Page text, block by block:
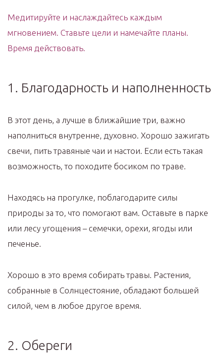
Медитируйте и наслаждайтесь каждым
мгновением. Ставьте цели и намечайте планы.
Время действовать.
1. Благодарность и наполненность
В этот день, а лучше в ближайшие три, важно
наполниться внутренне, духовно. Хорошо зажигать
свечи, пить травяные чаи и настои. Если есть такая
возможность, то походите босиком по траве.
Находясь на прогулке, поблагодарите силы
природы за то, что помогают вам. Оставьте в парке
или лесу угощения – семечки, орехи, ягоды или
печенье.
Хорошо в это время собирать травы. Растения,
собранные в Солнцестояние, обладают большей
силой, чем в любое другое время.
2. Обереги